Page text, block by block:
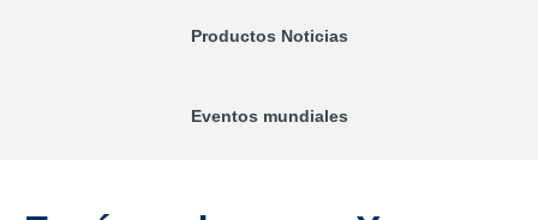
Productos Noticias
Eventos mundiales